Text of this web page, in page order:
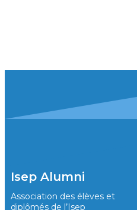
Isep Alumni
Association des élèves et
diplômés de l’Isep